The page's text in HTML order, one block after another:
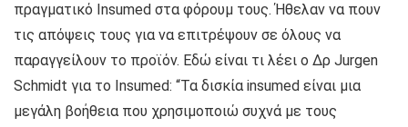
πραγματικό Insumed στα φόρουμ τους. Ήθελαν να πουν
τις απόψεις τους για να επιτρέψουν σε όλους να
παραγγείλουν το προϊόν. Εδώ είναι τι λέει ο Δρ Jurgen
Schmidt για το Insumed: “Τα δισκία insumed είναι μια
μεγάλη βοήθεια που χρησιμοποιώ συχνά με τους